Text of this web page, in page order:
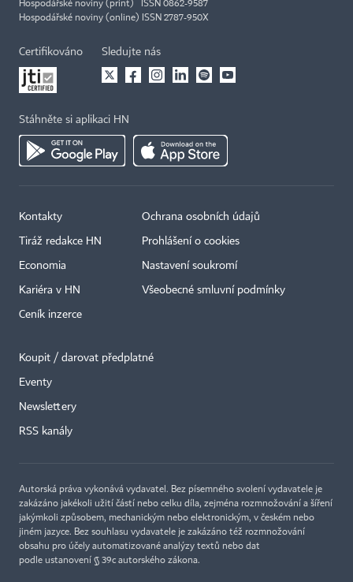
Hospodářské noviny (print) ISSN 0862-9587
Hospodářské noviny (online) ISSN 2787-950X
Certifikováno Sledujte nás
Stáhněte si aplikaci HN
Kontakty
Tiráž redakce HN
Economia
Kariéra v HN
Ceník inzerce
Ochrana osobních údajů
Prohlášení o cookies
Nastavení soukromí
Všeobecné smluvní podmínky
Koupit / darovat předplatné
Eventy
Newslettery
RSS kanály
Autorská práva vykonává vydavatel. Bez písemného svolení vydavatele je
zakázáno jakékoli užití částí nebo celku díla, zejména rozmnožování a šíření
jakýmkoli způsobem, mechanickým nebo elektronickým, v českém nebo
jiném jazyce. Bez souhlasu vydavatele je zakázáno též rozmnožování
obsahu pro účely automatizované analýzy textů nebo dat
podle ustanovení § 39c autorského zákona.